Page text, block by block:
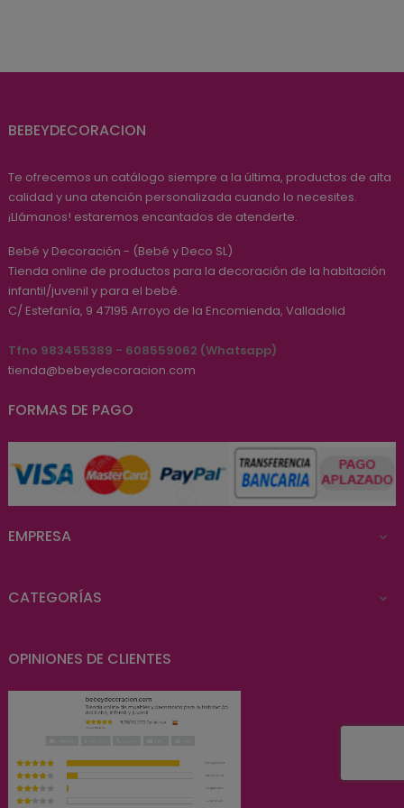
BEBEYDECORACION
Te ofrecemos un catálogo siempre a la última, productos de alta
calidad y una atención personalizada cuando lo necesites.
¡Llámanos! estaremos encantados de atenderte.
Bebé y Decoración - (Bebé y Deco SL)
Tienda online de productos para la decoración de la habitación
infantil/juvenil y para el bebé.
C/ Estefanía, 9 47195 Arroyo de la Encomienda, Valladolid
Tfno 983455389 - 608559062 (Whatsapp)
tienda@bebeydecoracion.com
FORMAS DE PAGO
EMPRESA 
CATEGORÍAS 
OPINIONES DE CLIENTES